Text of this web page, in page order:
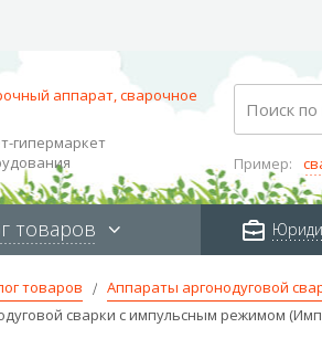
гипермаркет
Search
Пример:
товаров
товаров Аппараты аргонодуговой
сварки с импульсным режимом